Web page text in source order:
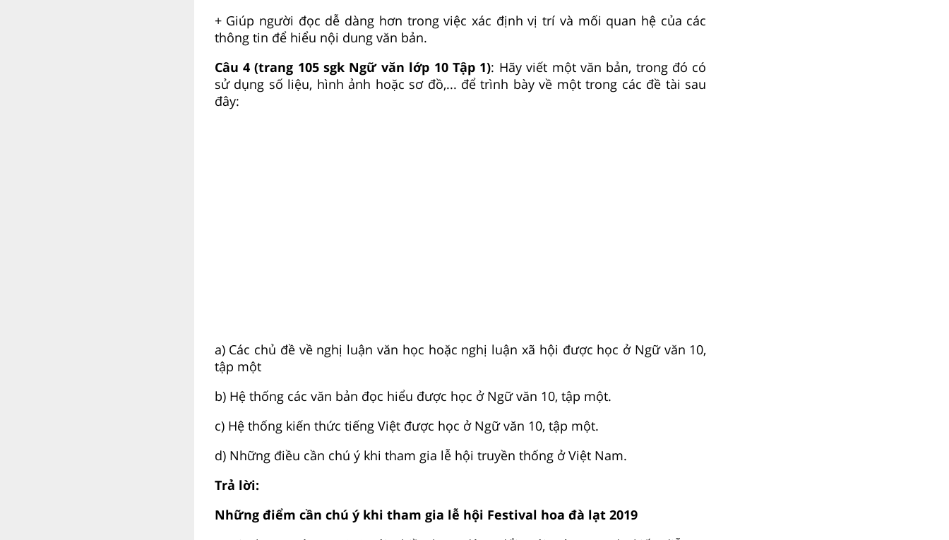
+ Giúp người đọc dễ dàng hơn trong việc xác định vị trí và mối quan hệ của các
thông tin để hiểu nội dung văn bản.
Câu 4 (trang 105 sgk Ngữ văn lớp 10 Tập 1): Hãy viết một văn bản, trong đó có
sử dụng số liệu, hình ảnh hoặc sơ đồ,... để trình bày về một trong các đề tài sau
đây:
a) Các chủ đề về nghị luận văn học hoặc nghị luận xã hội được học ở Ngữ văn 10,
tập một
b) Hệ thống các văn bản đọc hiểu được học ở Ngữ văn 10, tập một.
c) Hệ thống kiến thức tiếng Việt được học ở Ngữ văn 10, tập một.
d) Những điều cần chú ý khi tham gia lễ hội truyền thống ở Việt Nam.
Trả lời:
Những điểm cần chú ý khi tham gia lễ hội Festival hoa đà lạt 2019